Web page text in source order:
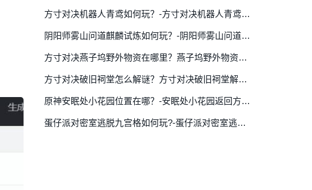
方寸对决机器人青鸢如何玩？-方寸对决机器人青鸢玩法详细攻略
阴阳师雾山问道麒麟试炼如何玩？-阴阳师雾山问道麒麟试炼玩法详细介绍
方寸对决燕子坞野外物资在哪里？燕子坞野外物资位置攻略介绍
方寸对决破旧祠堂怎么解谜？方寸对决破旧祠堂解谜攻略
原神安眠处小花园位置在哪？-安眠处小花园返回方法详细介绍
蛋仔派对密室逃脱九宫格如何玩?-蛋仔派对密室逃脱九宫格玩法详细介绍